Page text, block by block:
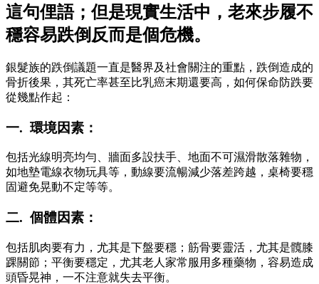
這句俚語；但是現實生活中，老來步履不
穩容易跌倒反而是個危機。
銀髮族的跌倒議題一直是醫界及社會關注的重點，跌倒造成的
骨折後果，其死亡率甚至比乳癌末期還要高，如何保命防跌要
從幾點作起：
一. 環境因素：
包括光線明亮均勻、牆面多設扶手、地面不可濕滑散落雜物，
如地墊電線衣物玩具等，動線要流暢減少落差跨越，桌椅要穩
固避免晃動不定等等。
二. 個體因素：
包括肌肉要有力，尤其是下盤要穩；筋骨要靈活，尤其是髖膝
踝關節；平衡要穩定，尤其老人家常服用多種藥物，容易造成
頭昏晃神，一不注意就失去平衡。